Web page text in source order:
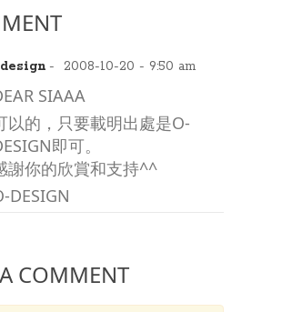
- 2008-10-20 - 9:50 am
SIAAA
以的，只要載明出處是O-
即可。
謝你的欣賞和支持^^
DESIGN
COMMENT